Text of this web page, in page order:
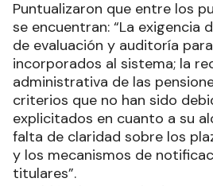
Puntualizaron que entre los
se encuentran: “La exigencia
de evaluación y auditoría
incorporados al sistema; la
administrativa de las
criterios que no han sido
explicitados en cuanto a su
falta de claridad sobre los
y los mecanismos de
titulares”.